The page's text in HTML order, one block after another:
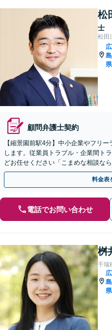
松
士
松田
広
島
県
顧問弁護士契約
【縮景園前駅4分】中小企業やフリ
します。従業員トラブル・企業間ト
どお任せください「こまめな相談な
夜間相談可】
料金表
電話でお問い合わせ
桝
千瑞
広
島
県